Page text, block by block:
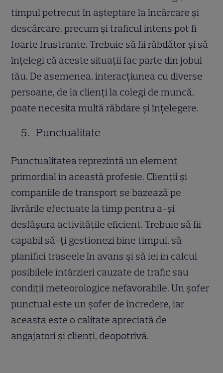
timpul petrecut în așteptare la încărcare și
descărcare, precum și traficul intens pot fi
foarte frustrante. Trebuie să fii răbdător și să
înțelegi că aceste situații fac parte din jobul
tău. De asemenea, interacțiunea cu diverse
persoane, de la clienți la colegi de muncă,
poate necesita multă răbdare și înțelegere.
Punctualitate
Punctualitatea reprezintă un element
primordial în această profesie. Clienții și
companiile de transport se bazează pe
livrările efectuate la timp pentru a-și
desfășura activitățile eficient. Trebuie să fii
capabil să-ți gestionezi bine timpul, să
planifici traseele în avans și să iei în calcul
posibilele întârzieri cauzate de trafic sau
condiții meteorologice nefavorabile. Un șofer
punctual este un șofer de încredere, iar
aceasta este o calitate apreciată de
angajatori și clienți, deopotrivă.